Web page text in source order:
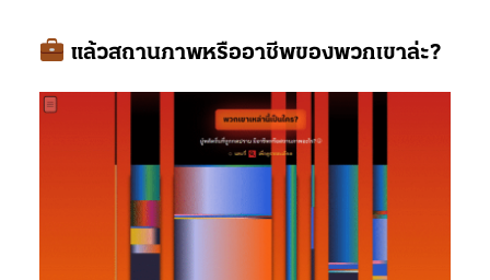
แล้วสถานภาพหรืออาชีพของพวกเขาล่ะ?